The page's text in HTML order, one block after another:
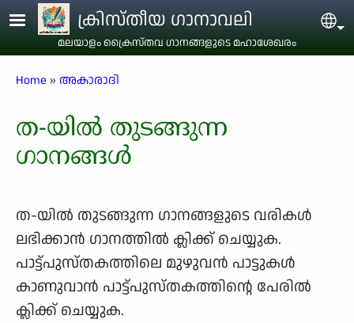
Skip to main contentക്രിസ്തീയ ഗാനാവലി
മലയാളം ക്രൈസ്തവ ഗാനങ്ങളുടെ മഹാശേഖരം
Breadcrumb
Home അകാരാദി
ത-യിൽ തുടങ്ങുന്ന
ഗാനങ്ങൾ
ത-യിൽ തുടങ്ങുന്ന ഗാനങ്ങളുടെ വരികള്‍
ലഭിക്കാന്‍ ഗാനത്തില്‍ ക്ലിക്ക് ചെയ്യുക.
പാട്ട്പുസ്തകത്തിലെ മുഴുവന്‍ പാട്ടുകള്‍
കാണുവാന്‍ പാട്ട്പുസ്തകത്തിന്റെ പേരില്‍
ക്ലിക്ക് ചെയ്യുക.